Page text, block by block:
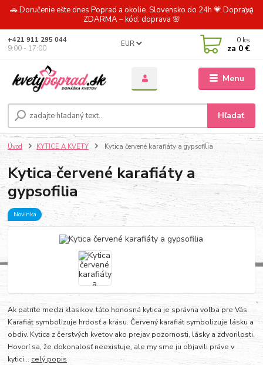
🚗 Doručenie ešte dnes Poprad a okolie. Slovensko do 24h 💗 Doprava
ZDARMA – kód: doprava 🌸
Menu
EUR
Hľadať
+421 911 295 044
9:00 - 17:00
0 ks
za 0 €
Úvod KYTICE A KVETY Kytica červené karafiáty a gypsofilia
Kytica červené karafiáty a
gypsofilia
Novinka
Ak patríte medzi klasikov, táto honosná kytica je správna voľba pre Vás.
Karafiát symbolizuje hrdosť a krásu. Červený karafiát symbolizuje lásku a
obdiv. Kytica z čerstvých kvetov ako prejav pozornosti, lásky a zdvorilosti.
Hovorí sa, že dokonalosť neexistuje, ale my sme ju objavili práve v
kytici... celý popis